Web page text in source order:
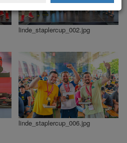
linde_staplercup_002.jpg
linde_staplercup_006.jpg